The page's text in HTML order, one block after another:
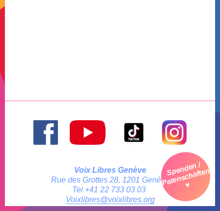
Spenden /
Patenschaften
♥
Voix Libres Genève
Rue des Grottes 28, 1201 Genève
Tel +41 22 733 03 03
Voixlibres@voixlibres.org